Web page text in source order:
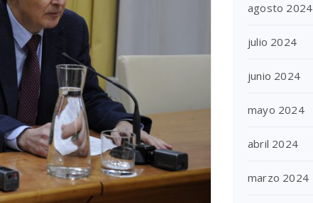
agosto 2024
julio 2024
junio 2024
mayo 2024
abril 2024
marzo 2024